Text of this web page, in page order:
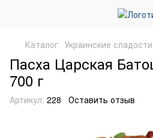
Каталог Украинские сладости
Пасха Царская
700 г
Артикул: 228 Оставить отзыв